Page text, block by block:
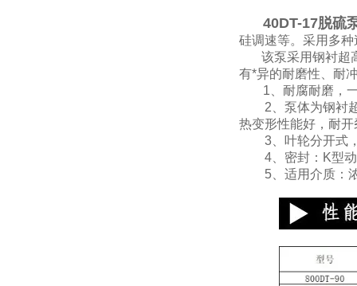
40DT-17脱硫
硅调速等。采用多
该泵采用钢衬超高
有*异的耐磨性、耐
1、耐腐耐磨，
2、泵体为钢衬超
热变形性能好，耐
3、叶轮分开式，
4、密封：K型动
5、适用介质：浓